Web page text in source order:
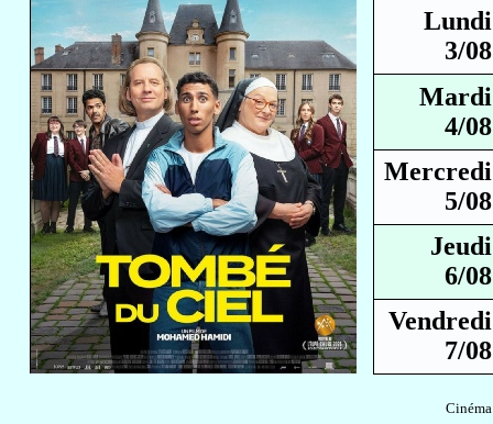
Lundi
3/08
Mardi
4/08
Mercredi
5/08
Jeudi
6/08
Vendredi
7/08